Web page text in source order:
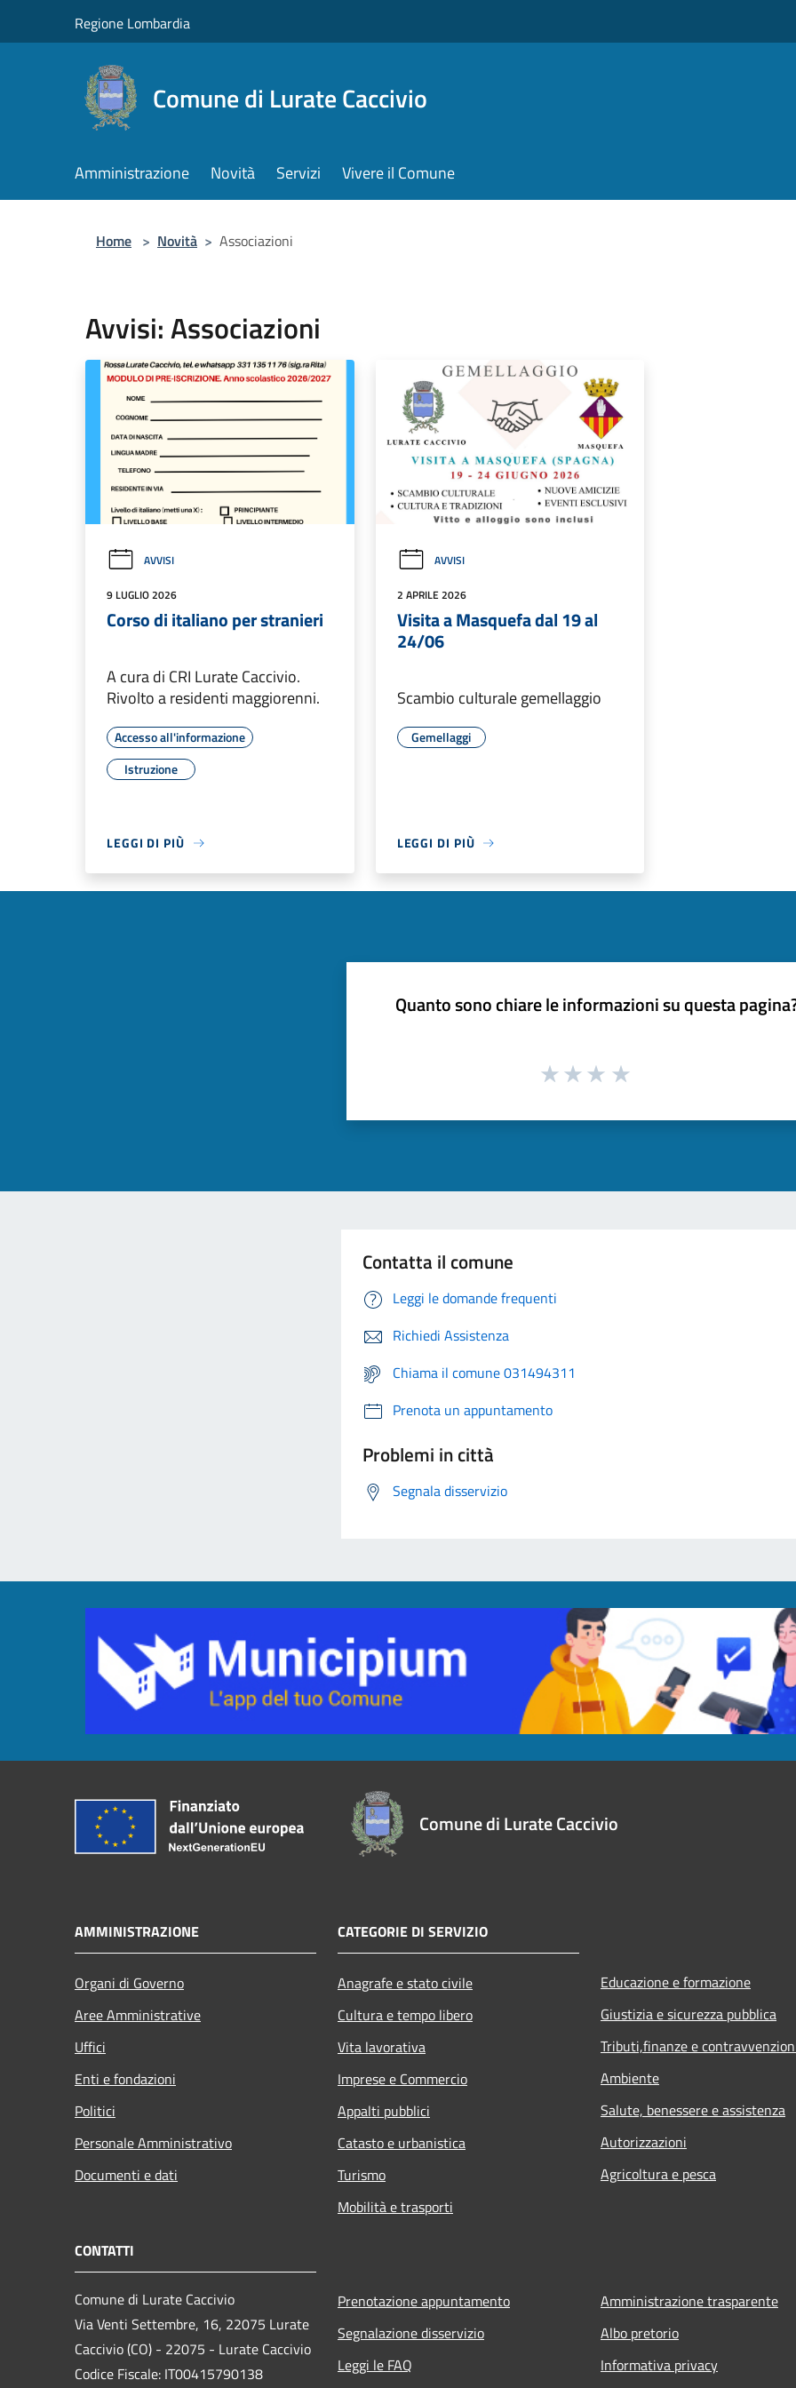
Regione Lombardia
Comune di Lurate Caccivio
Amministrazione Novità Servizi Vivere il Comune
Home > Novità > Associazioni
Avvisi: Associazioni
AVVISI
9 LUGLIO 2026
Corso di italiano per stranieri
A cura di CRI Lurate Caccivio.
Rivolto a residenti maggiorenni.
Accesso all'informazione
Istruzione
LEGGI DI PIÙ
AVVISI
2 APRILE 2026
Visita a Masquefa dal 19 al
24/06
Scambio culturale gemellaggio
Gemellaggi
LEGGI DI PIÙ
Quanto sono chiare le informazioni su questa
Contatta il comune
Leggi le domande frequenti
Richiedi Assistenza
Chiama il comune 031494311
Prenota un appuntamento
Problemi in città
Segnala disservizio
Comune di Lurate Caccivio
AMMINISTRAZIONE
Organi di Governo
Aree Amministrative
Uffici
Enti e fondazioni
Politici
Personale Amministrativo
Documenti e dati
CATEGORIE DI SERVIZIO
Anagrafe e stato civile
Cultura e tempo libero
Vita lavorativa
Imprese e Commercio
Appalti pubblici
Catasto e urbanistica
Turismo
Mobilità e trasporti
Educazione e formazione
Giustizia e sicurezza pubblica
Tributi,finanze e
Ambiente
Salute, benessere e assistenza
Autorizzazioni
Agricoltura e pesca
CONTATTI
Comune di Lurate Caccivio
Via Venti Settembre, 16, 22075 Lurate
Caccivio (CO) - 22075 - Lurate Caccivio
Codice Fiscale: IT00415790138
Prenotazione appuntamento
Segnalazione disservizio
Leggi le FAQ
Amministrazione trasparente
Albo pretorio
Informativa privacy